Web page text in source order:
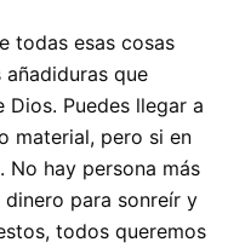
todas esas cosas
que
Dios. Puedes llegar a
material, pero si en
No hay persona más
para sonreír y
todos queremos